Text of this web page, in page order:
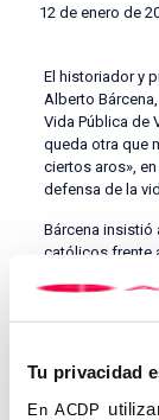
Tu privacidad
En ACDP
12 de enero de
El historiador y
Alberto
Vida Pública de
queda otra que
ciertos aros»,
defensa de la
Bárcena insistió
católicos frente
fenómeno que,
luteranismo.
de la corrección
buscaba
áreas como la